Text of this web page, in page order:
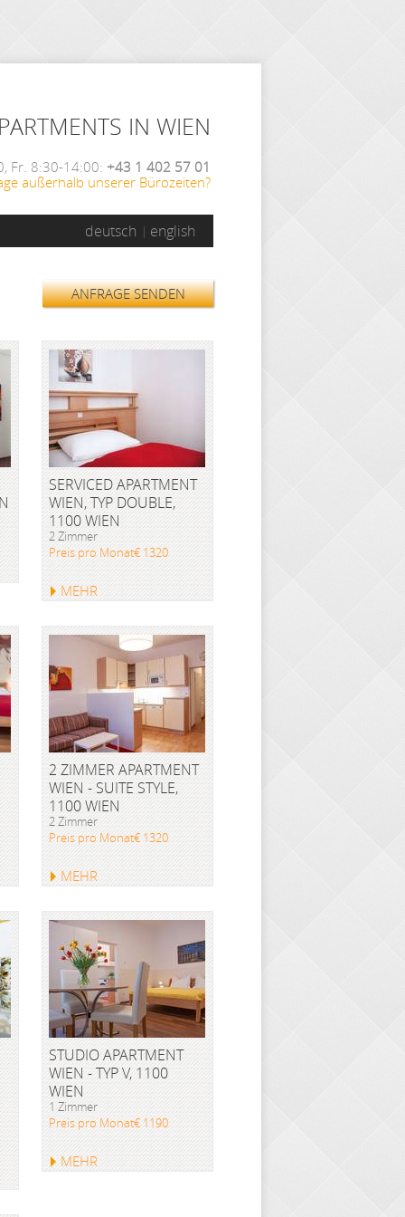
IN WIEN
Fr. 8:30-14:00: +43 1 402 57 01
außerhalb unserer Bürozeiten?
deutsch english
ANFRAGE SENDEN
SERVICED APARTMENT
WIEN, TYP DOUBLE,
1100 WIEN
2 Zimmer
Preis pro Monat€ 1320
MEHR
2 ZIMMER APARTMENT
WIEN - SUITE STYLE,
1100 WIEN
2 Zimmer
Preis pro Monat€ 1320
MEHR
STUDIO APARTMENT
WIEN - TYP V, 1100
WIEN
1 Zimmer
Preis pro Monat€ 1190
MEHR